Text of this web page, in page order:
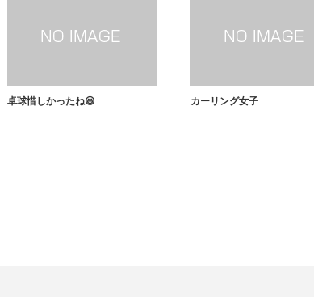
卓球惜しかったね😃 カーリング女子